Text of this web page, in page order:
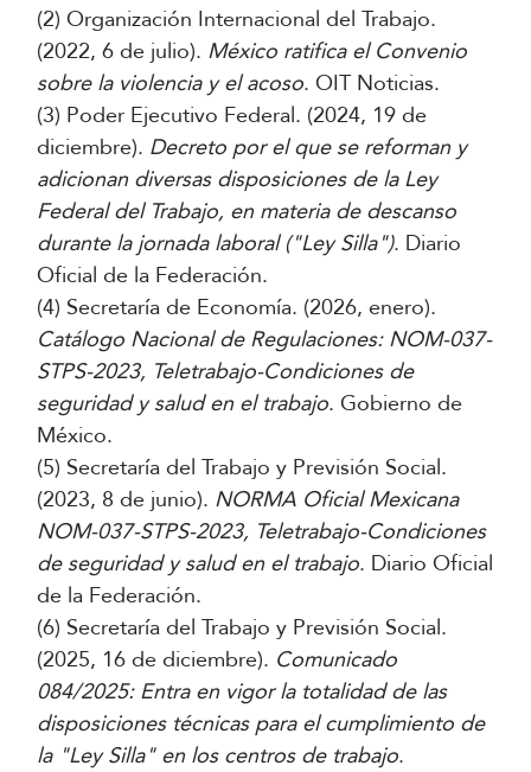
(2) Organización Internacional del Trabajo.
(2022, 6 de julio). México ratifica el Convenio
sobre la violencia y el acoso. OIT Noticias.
(3) Poder Ejecutivo Federal. (2024, 19 de
diciembre). Decreto por el que se reforman y
adicionan diversas disposiciones de la Ley
Federal del Trabajo, en materia de descanso
durante la jornada laboral ("Ley Silla"). Diario
Oficial de la Federación.
(4) Secretaría de Economía. (2026, enero).
Catálogo Nacional de Regulaciones: NOM-037-
STPS-2023, Teletrabajo-Condiciones de
seguridad y salud en el trabajo. Gobierno de
México.
(5) Secretaría del Trabajo y Previsión Social.
(2023, 8 de junio). NORMA Oficial Mexicana
NOM-037-STPS-2023, Teletrabajo-Condiciones
de seguridad y salud en el trabajo. Diario Oficial
de la Federación.
(6) Secretaría del Trabajo y Previsión Social.
(2025, 16 de diciembre). Comunicado
084/2025: Entra en vigor la totalidad de las
disposiciones técnicas para el cumplimiento de
la "Ley Silla" en los centros de trabajo.